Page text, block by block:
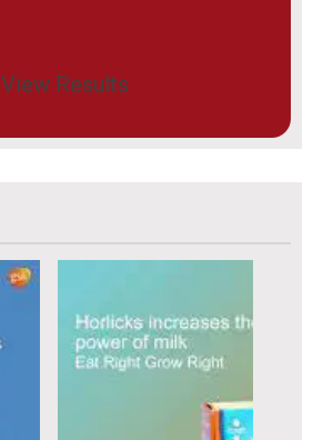
View Results